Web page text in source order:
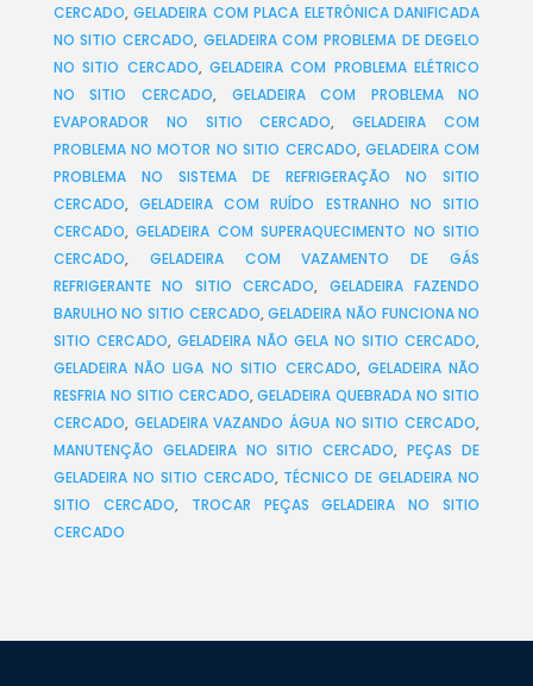
CERCADO,GELADEIRA COM PLACA ELETRÔNICA DANIFICADA
NO SITIO CERCADO, GELADEIRA COM PROBLEMA DE DEGELO
NO SITIO CERCADO, GELADEIRA COM PROBLEMA ELÉTRICO
NO SITIO CERCADO, GELADEIRA COM PROBLEMA NO
EVAPORADOR NO SITIO CERCADO,GELADEIRA COM
PROBLEMA NO MOTOR NO SITIO CERCADO, GELADEIRA COM
PROBLEMA NO SISTEMA DE REFRIGERAÇÃO NO SITIO
CERCADO,GELADEIRA COM RUÍDO ESTRANHO NO SITIO
CERCADO,GELADEIRA COM SUPERAQUECIMENTO NO SITIO
CERCADO, GELADEIRA COM VAZAMENTO DE GÁS
REFRIGERANTE NO SITIO CERCADO, GELADEIRA FAZENDO
BARULHO NO SITIO CERCADO,GELADEIRA NÃO FUNCIONA NO
SITIO CERCADO, GELADEIRA NÃO GELA NO SITIO CERCADO,
GELADEIRA NÃO LIGA NO SITIO CERCADO, GELADEIRA NÃO
RESFRIA NO SITIO CERCADO,GELADEIRA QUEBRADA NO SITIO
CERCADO, GELADEIRA VAZANDO ÁGUA NO SITIO CERCADO,
MANUTENÇÃO GELADEIRA NO SITIO CERCADO,PEÇAS DE
GELADEIRA NO SITIO CERCADO, TÉCNICO DE GELADEIRA NO
SITIO CERCADO, TROCAR PEÇAS GELADEIRA NO SITIO
CERCADO